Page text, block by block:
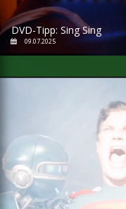
DVD-Tipp: Sing Sing
09.07.2025